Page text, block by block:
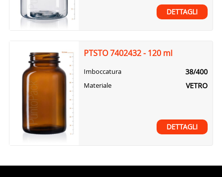
DETTAGLI
PTSTO 7402432 - 120 ml
Imboccatura 38/400
Materiale VETRO
DETTAGLI